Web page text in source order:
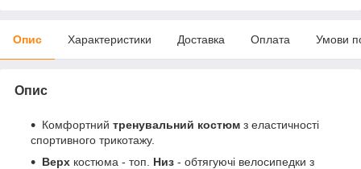
Опис Характеристики Доставка Оплата Умови
Опис
Комфортний тренувальний костюм з еластичності
спортивного трикотажу.
Верх костюма - топ. Низ - обтягуючі велосипедки з